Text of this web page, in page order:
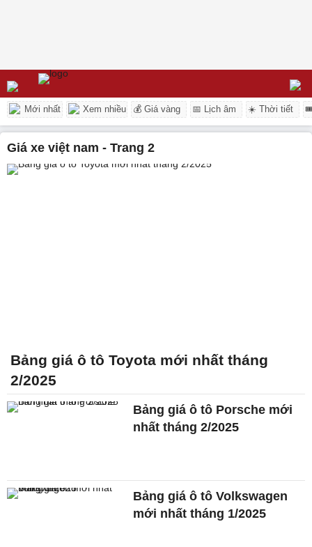
Mới nhất Xem nhiều 💰 Giá vàng 📅 Lịch âm ☀️ Thời tiết
giá xe việt nam - Trang 2
Bảng giá ô tô Toyota mới nhất tháng
2/2025
Bảng giá ô tô Porsche mới
nhất tháng 2/2025
Bảng giá ô tô Volkswagen
mới nhất tháng 1/2025